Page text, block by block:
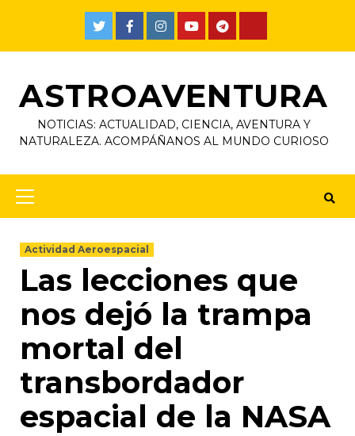
ASTROAVENTURA
NOTICIAS: ACTUALIDAD, CIENCIA, AVENTURA Y
NATURALEZA. ACOMPÁÑANOS AL MUNDO CURIOSO
Actividad Aeroespacial
Las lecciones que
nos dejó la trampa
mortal del
transbordador
espacial de la NASA